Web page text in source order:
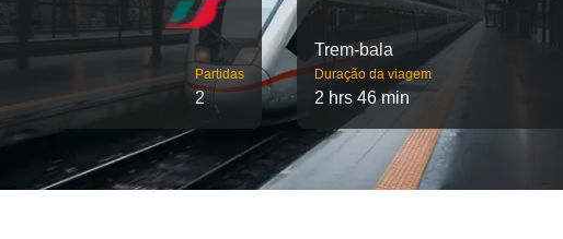
Partidas
2
Trem-bala
Duração da viagem
2 hrs 46 min